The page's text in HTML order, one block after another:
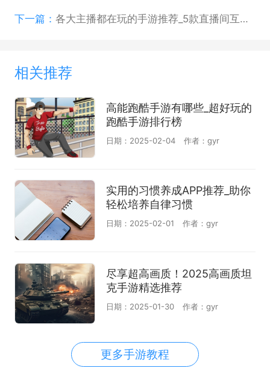
下一篇： 各大主播都在玩的手游推荐_5款直播间互动性爆棚手游精选
相关推荐
高能跑酷手游有哪些_超好玩的
跑酷手游排行榜
日期：2025-02-04 作者：gyr
实用的习惯养成APP推荐_助你
轻松培养自律习惯
日期：2025-02-01 作者：gyr
尽享超高画质！2025高画质坦
克手游精选推荐
日期：2025-01-30 作者：gyr
更多手游教程